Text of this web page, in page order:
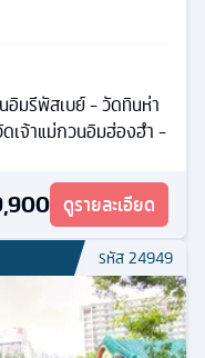
อิมรีพัสเบย์ - วัดทินห่า
เจ้าแม่กวนอิมฮ่องฮำ -
ดูรายละเอียด
รหัส24949